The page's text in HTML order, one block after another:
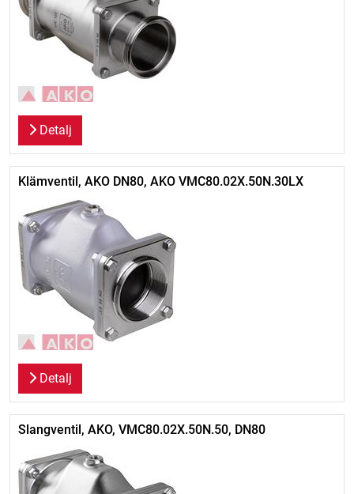
Detalj
Klämventil, AKO DN80, AKO VMC80.02X.50N.30LX
Detalj
Slangventil, AKO, VMC80.02X.50N.50, DN80